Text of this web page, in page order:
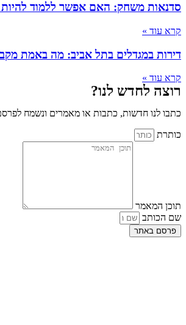
סדנאות משחק: האם אפשר ללמוד להיות
קרא עוד »
דירות במגדלים בתל אביב: מה באמת
קרא עוד »
רוצה לחדש לנו?
כתבו לנו חדשות, כתבות או מאמרים ונשמח
כותרת
תוכן המאמר
שם הכותב
פרסם באתר